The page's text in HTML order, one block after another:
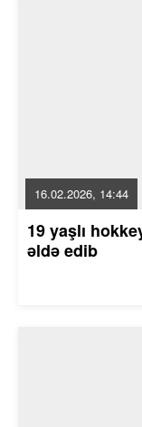
16.02.2026, 14:44
19 yaşlı
əldə edib